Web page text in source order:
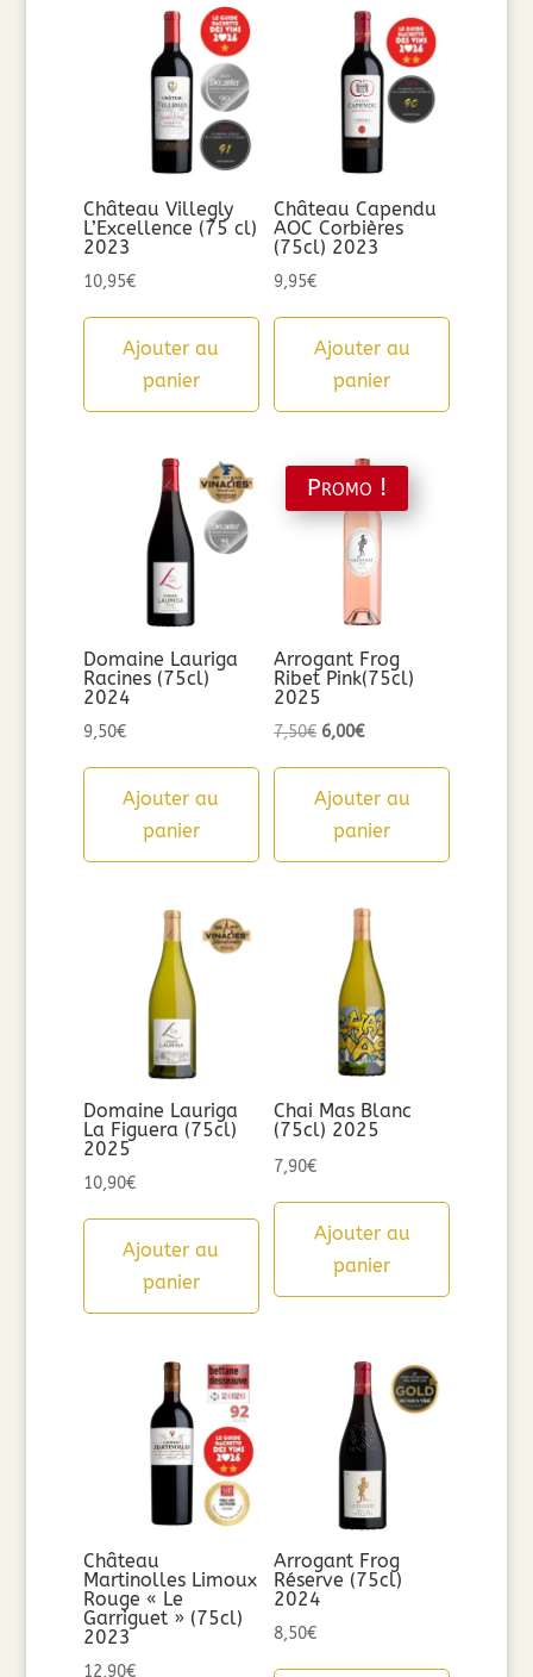
Château Villegly
L’Excellence (75 cl)
2023
10,95€
Ajouter au
panier
Château Capendu
AOC Corbières
(75cl) 2023
9,95€
Ajouter au
panier
Domaine Lauriga
Racines (75cl)
2024
9,50€
Ajouter au
panier
Promo !
Arrogant Frog
Ribet Pink(75cl)
2025
7,50€ Le
initial
était :
6,00€Le
actuel
est :
Ajouter au
panier
Domaine Lauriga
La Figuera (75cl)
2025
10,90€
Ajouter au
panier
Chai Mas Blanc
(75cl) 2025
7,90€
Ajouter au
panier
Château
Martinolles Limoux
Rouge « Le
Garriguet » (75cl)
2023
12,90€
Arrogant Frog
Réserve (75cl)
2024
8,50€